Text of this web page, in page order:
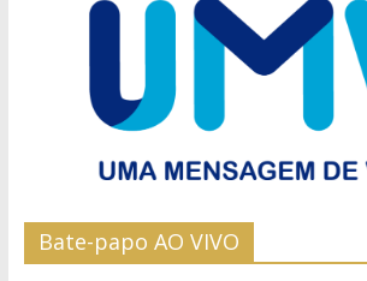
Bate-papo AO VIVO